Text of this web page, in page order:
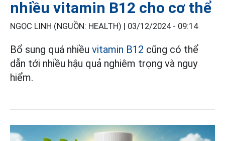
nhiều vitamin B12 cho cơ thể
NGỌC LINH (NGUỒN: HEALTH) | 03/12/2024 - 09:14
Bổ sung quá nhiều vitamin B12 cũng có thể
dẫn tới nhiều hậu quả nghiêm trọng và nguy
hiểm.